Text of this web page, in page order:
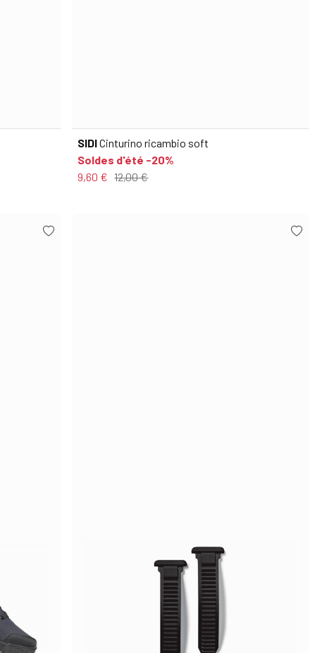
SIDICinturino ricambio soft
Soldes d'été -20%
9,60 € 12,00 €